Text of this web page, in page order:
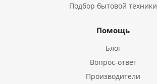
Подбор бытовой техники
Помощь
Блог
Вопрос-ответ
Производители